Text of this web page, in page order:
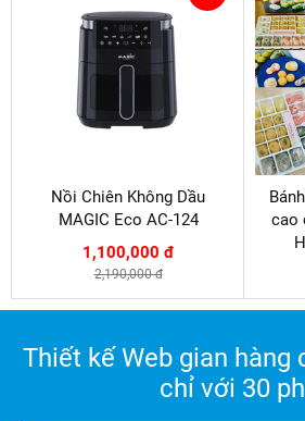
Nồi Chiên Không Dầu
MAGIC Eco AC-124
1,100,000 đ
2,190,000 đ
cao
Thiết kế Web gian hàng
chỉ với 30